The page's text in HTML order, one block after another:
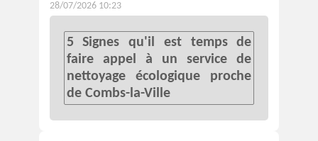
28/07/2026 10:23
5 Signes qu'il est temps de
faire appel à un service de
nettoyage écologique proche
de Combs-la-Ville